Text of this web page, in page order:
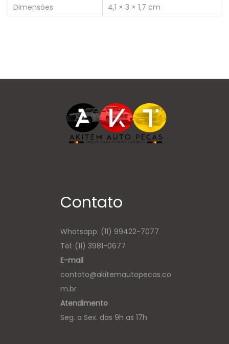
Dimensões
4,1 × 3 × 1,7 cm
Contato
Whatsapp: (11) 99422-7077
Tel: (11) 3981-0677
E-mail
contato@akitemautopecas.co
m.br
Atendimento
Seg. a Sex. das 9h as 17h